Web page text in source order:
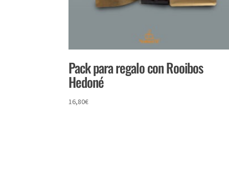
Pack para regalo con Rooibos
Hedoné
16,80€